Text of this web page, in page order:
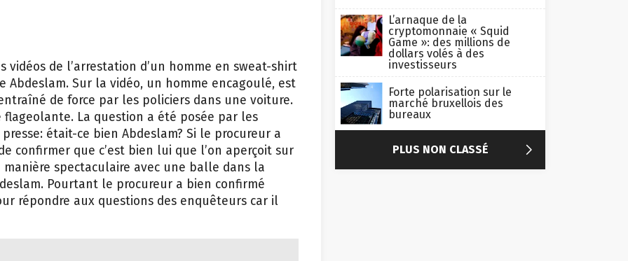
vidéos de l’arrestation d’un homme en sweat-shirt
Sur la vidéo, un homme encagoulé, est
de force par les policiers dans une voiture.
flageolante. La question a été posée par les
était-ce bien Abdeslam? Si le procureur a
confirmer que c’est bien lui que l’on aperçoit sur
manière spectaculaire avec une balle dans la
Pourtant le procureur a bien confirmé
répondre aux questions des enquêteurs car il
L’arnaque de la
cryptomonnaie « Squid
Game »: des millions de
dollars volés à des
investisseurs
Forte polarisation sur le
marché bruxellois des
bureaux
PLUS NON CLASSÉ 